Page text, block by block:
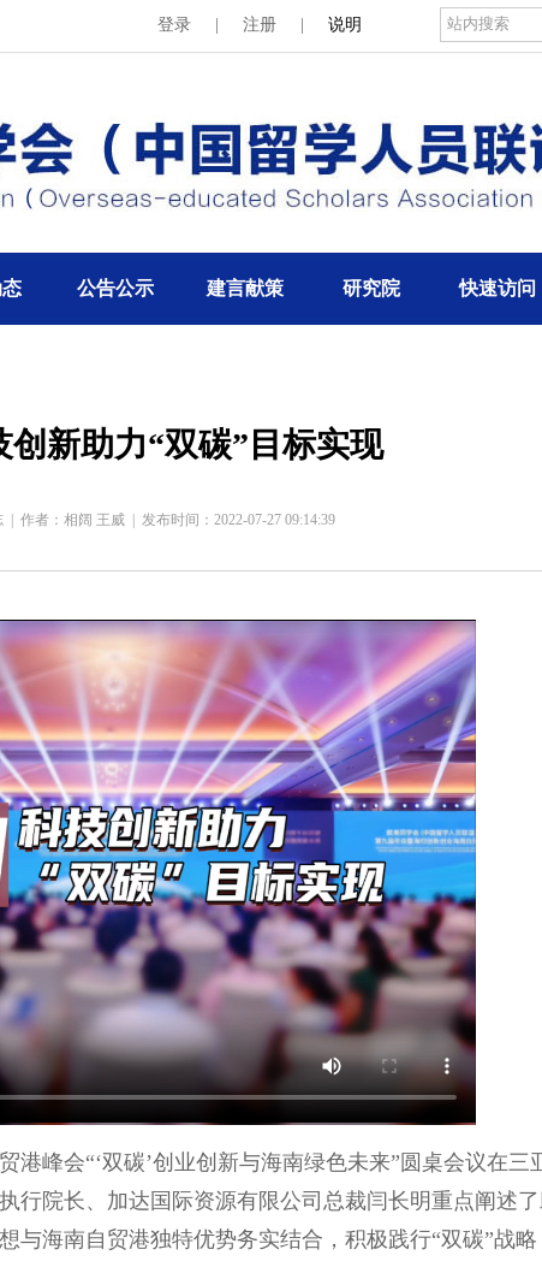
登录 注册 说明
公告公示 建言献策 研究院 快速访问
创新助力“双碳”目标实现
作者：相阔 王威 发布时间：2022-07-27 09:14:39
峰会“‘双碳’创业创新与海南绿色未来”圆桌会议在三
行院长、加达国际资源有限公司总裁闫长明重点阐述
与海南自贸港独特优势务实结合，积极践行“双碳”战